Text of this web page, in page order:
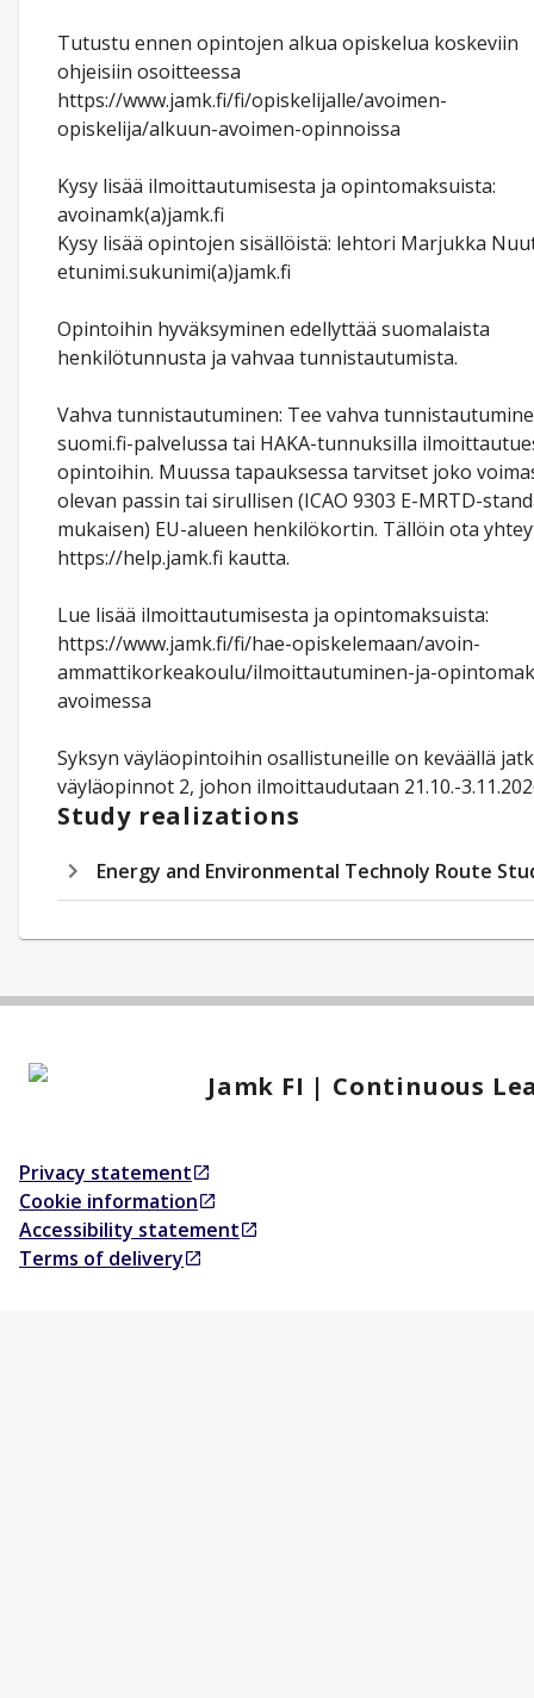
Tutustu ennen opintojen alkua opiskelua koskeviin
ohjeisiin osoitteessa
https://www.jamk.fi/fi/opiskelijalle/avoimen-
opiskelija/alkuun-avoimen-opinnoissa
Kysy lisää ilmoittautumisesta ja opintomaksuista:
avoinamk(a)jamk.fi
Kysy lisää opintojen sisällöistä: lehtori Marjukka
etunimi.sukunimi(a)jamk.fi
Opintoihin hyväksyminen edellyttää suomalaista
henkilötunnusta ja vahvaa tunnistautumista.
Vahva tunnistautuminen: Tee vahva
suomi.fi-palvelussa tai HAKA-tunnuksilla
opintoihin. Muussa tapauksessa tarvitset joko
olevan passin tai sirullisen (ICAO 9303 E-MRTD-
mukaisen) EU-alueen henkilökortin. Tällöin ota
https://help.jamk.fi kautta.
Lue lisää ilmoittautumisesta ja opintomaksuista:
https://www.jamk.fi/fi/hae-opiskelemaan/avoin-
ammattikorkeakoulu/ilmoittautuminen-ja-
avoimessa
Syksyn väyläopintoihin osallistuneille on keväällä
väyläopinnot 2, johon ilmoittaudutaan 21.10.-
Study realizations
Energy and Environmental Technoly Route
Jamk FI | Continuous
Privacy statement
Opens in a new tab
Cookie information
Opens in a new tab
Accessibility statement
Opens in a new tab
Terms of delivery
Opens in a new tab